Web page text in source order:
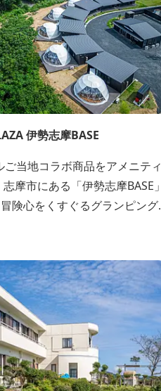
伊勢志摩BASE
当地コラボ商品をアメニティ
険心をくすぐるグランピング
るドーム型テントでの宿泊や
演出します。温暖な伊勢志摩
ひとときを。